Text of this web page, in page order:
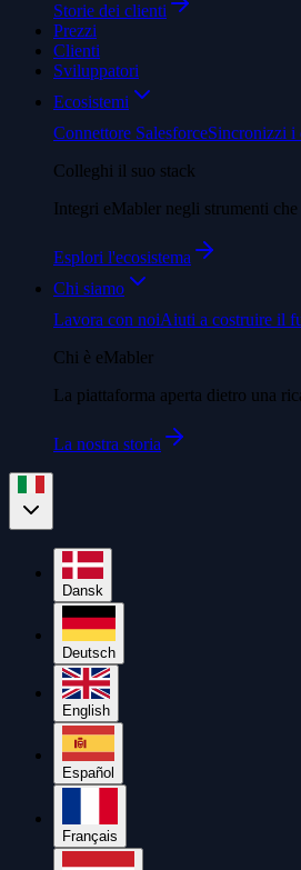
Storie dei clienti
Prezzi
Clienti
Sviluppatori
Ecosistemi
Connettore SalesforceSincronizzi i
Colleghi il suo stack
Integri eMabler negli strumenti
Esplori l'ecosistema
Chi siamo
Lavora con noiAiuti a costruire il
Chi è eMabler
La piattaforma aperta dietro una
La nostra storia
Dansk
Deutsch
English
Español
Français